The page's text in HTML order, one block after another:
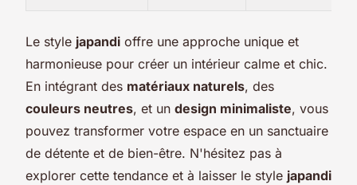
Le style japandi offre une approche unique et
harmonieuse pour créer un intérieur calme et chic.
En intégrant des matériaux naturels, des
couleurs neutres, et un design minimaliste, vous
pouvez transformer votre espace en un sanctuaire
de détente et de bien-être. N'hésitez pas à
explorer cette tendance et à laisser le style japandi